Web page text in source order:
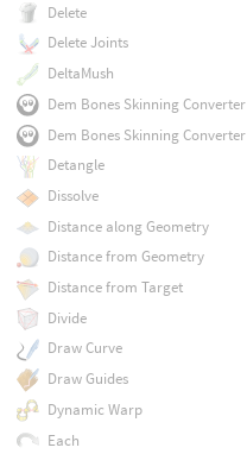
Delete
Delete Joints
DeltaMush
Dem Bones Skinning Converter
Dem Bones Skinning Converter
Detangle
Dissolve
Distance along Geometry
Distance from Geometry
Distance from Target
Divide
Draw Curve
Draw Guides
Dynamic Warp
Each